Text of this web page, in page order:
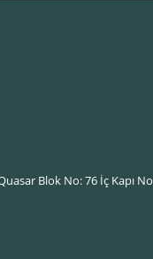
Blok No: 76 İç Kapı